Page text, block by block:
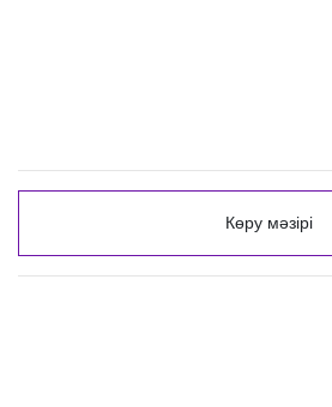
Көру мәзірі